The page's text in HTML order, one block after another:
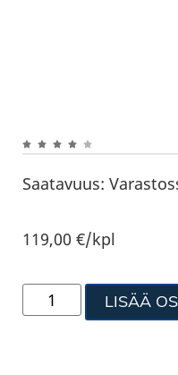
Saatavuus:
119,00€/kpl
LISÄÄ